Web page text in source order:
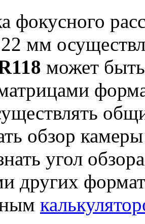
фокусного
мм
может
обзор
угол
других